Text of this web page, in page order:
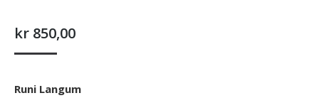
kr 850,00
Runi Langum